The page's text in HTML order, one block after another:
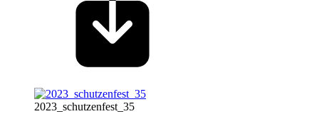
2023_schutzenfest_35